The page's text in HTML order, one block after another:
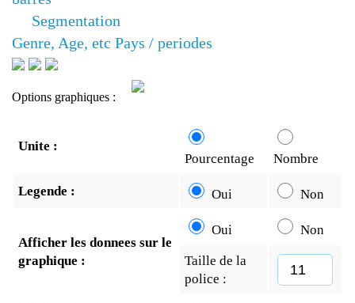
Segmentation
Genre, Age, etc Pays / periodes
Options graphiques :
Unite :
Pourcentage
Nombre
Legende : Oui Non
Afficher les donnees sur le
graphique :
Oui Non
Taille de la
police :